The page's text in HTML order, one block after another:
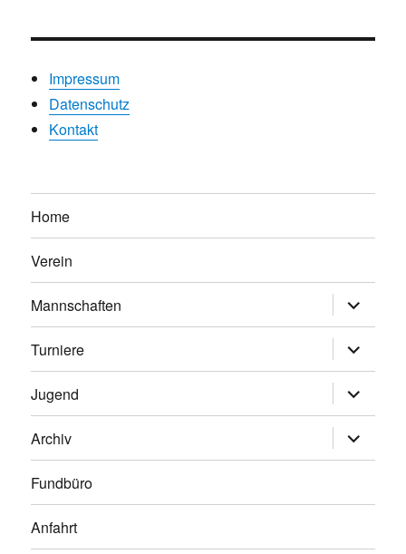
Impressum
Datenschutz
Kontakt
Home
Verein
Mannschaften
anzeigen
Turniere
anzeigen
Jugend
anzeigen
Archiv
anzeigen
Fundbüro
Anfahrt